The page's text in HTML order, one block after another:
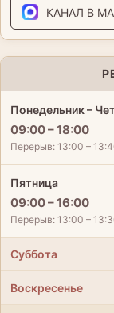
КАНАЛ В
Понедельник –
09:00 – 18:00
Перерыв: 13:00 –
Пятница
09:00 – 16:00
Перерыв: 13:00 –
Суббота
Воскресенье